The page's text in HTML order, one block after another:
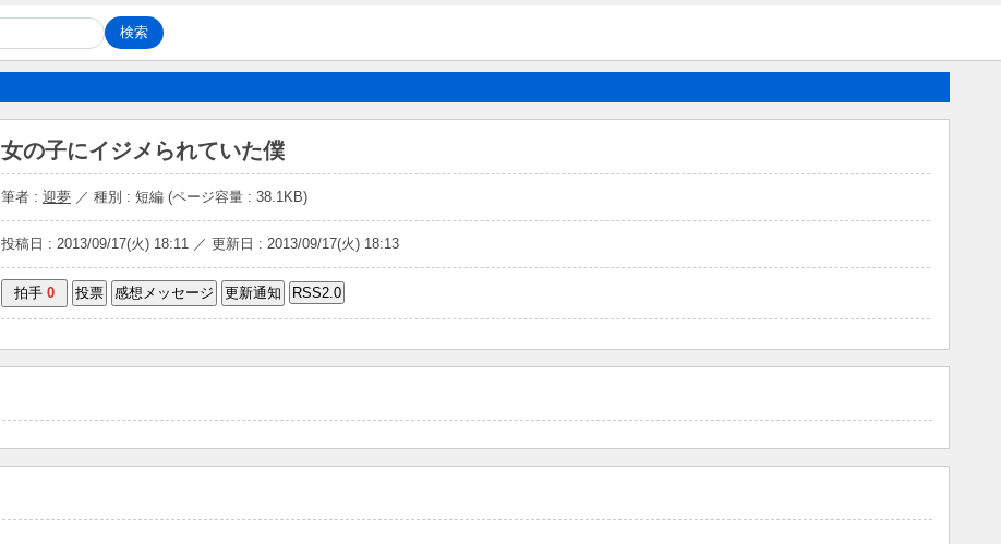
女の子にイジメられていた僕
筆者 : 迎夢 ／ 種別 : 短編 (ページ容量 : 38.1KB)
投稿日 : 2013/09/17(火) 18:11 ／ 更新日 : 2013/09/17(火) 18:13
拍手 0